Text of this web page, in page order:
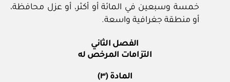
خمسة وسبعين في المائة أو أكثر، أو عزل محافظة،
أو منطقة جغرافية واسعة.
الفصل الثاني
التزامات المرخص له
المادة (٣)